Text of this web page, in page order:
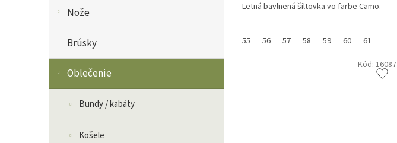
Nože
Brúsky
Oblečenie
Bundy / kabáty
Košele
Letná bavlnená šiltovka vo farbe Camo.
55 56 57 58 59 60 61
Kód: 16087